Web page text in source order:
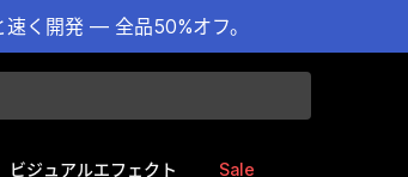
く開発 — 全品50%オフ。
ビジュアルエフェクト Sale